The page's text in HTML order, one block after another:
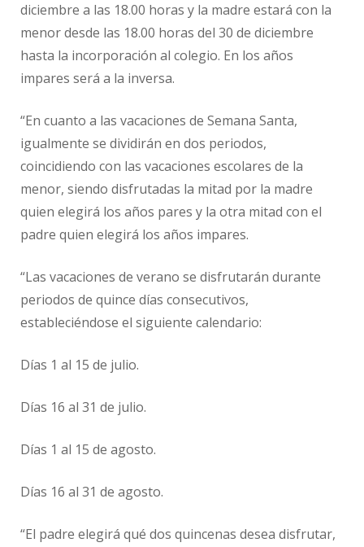
diciembre a las 18.00 horas y la madre estará con la
menor desde las 18.00 horas del 30 de diciembre
hasta la incorporación al colegio. En los años
impares será a la inversa.
“En cuanto a las vacaciones de Semana Santa,
igualmente se dividirán en dos periodos,
coincidiendo con las vacaciones escolares de la
menor, siendo disfrutadas la mitad por la madre
quien elegirá los años pares y la otra mitad con el
padre quien elegirá los años impares.
“Las vacaciones de verano se disfrutarán durante
periodos de quince días consecutivos,
estableciéndose el siguiente calendario:
Días 1 al 15 de julio.
Días 16 al 31 de julio.
Días 1 al 15 de agosto.
Días 16 al 31 de agosto.
“El padre elegirá qué dos quincenas desea disfrutar,